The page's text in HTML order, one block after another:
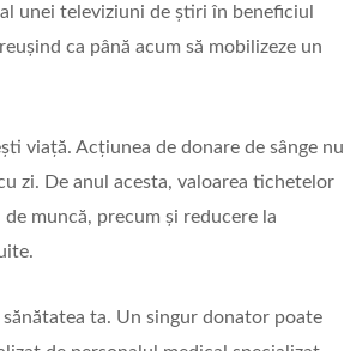
unei televiziuni de știri în beneficiul
ca până acum să mobilizeze un
viață. Acțiunea de donare de sânge nu
zi. De anul acesta, valoarea tichetelor
muncă, precum și reducere la
sănătatea ta. Un singur donator poate